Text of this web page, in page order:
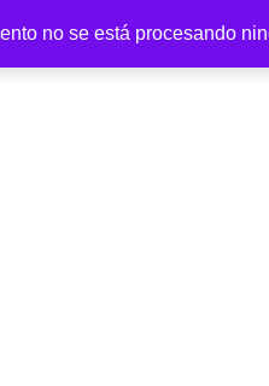
no se está procesando